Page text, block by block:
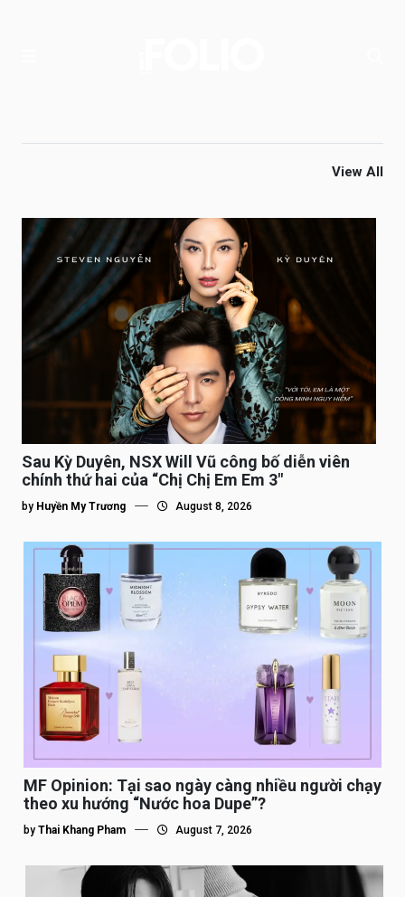
View All
Sau Kỳ Duyên, NSX Will Vũ công bố diễn viên
chính thứ hai của “Chị Chị Em Em 3″
by Huyền My Trương August 8, 2026
MF Opinion: Tại sao ngày càng nhiều người chạy
theo xu hướng “Nước hoa Dupe”?
by Thai Khang Pham August 7, 2026